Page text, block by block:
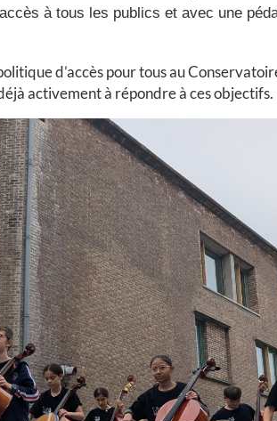
à tous les publics et avec une
d’accès pour tous au
activement à répondre à ces objectifs.